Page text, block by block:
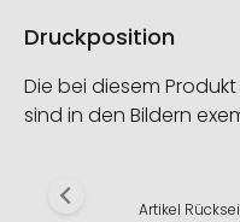
Druckposition
Die bei diesem
sind in den Bildern
Artikel